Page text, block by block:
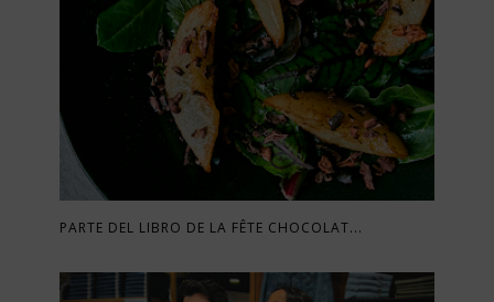
PARTE DEL LIBRO DE LA FÊTE CHOCOLAT...